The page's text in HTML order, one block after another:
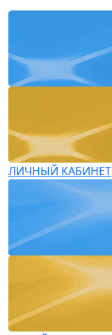
ЛИЧНЫЙ КАБИНЕТ